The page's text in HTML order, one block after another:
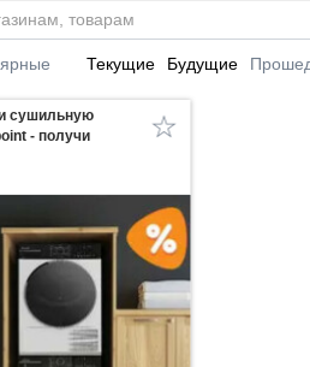
Текущие Будущие
сушильную
- получи